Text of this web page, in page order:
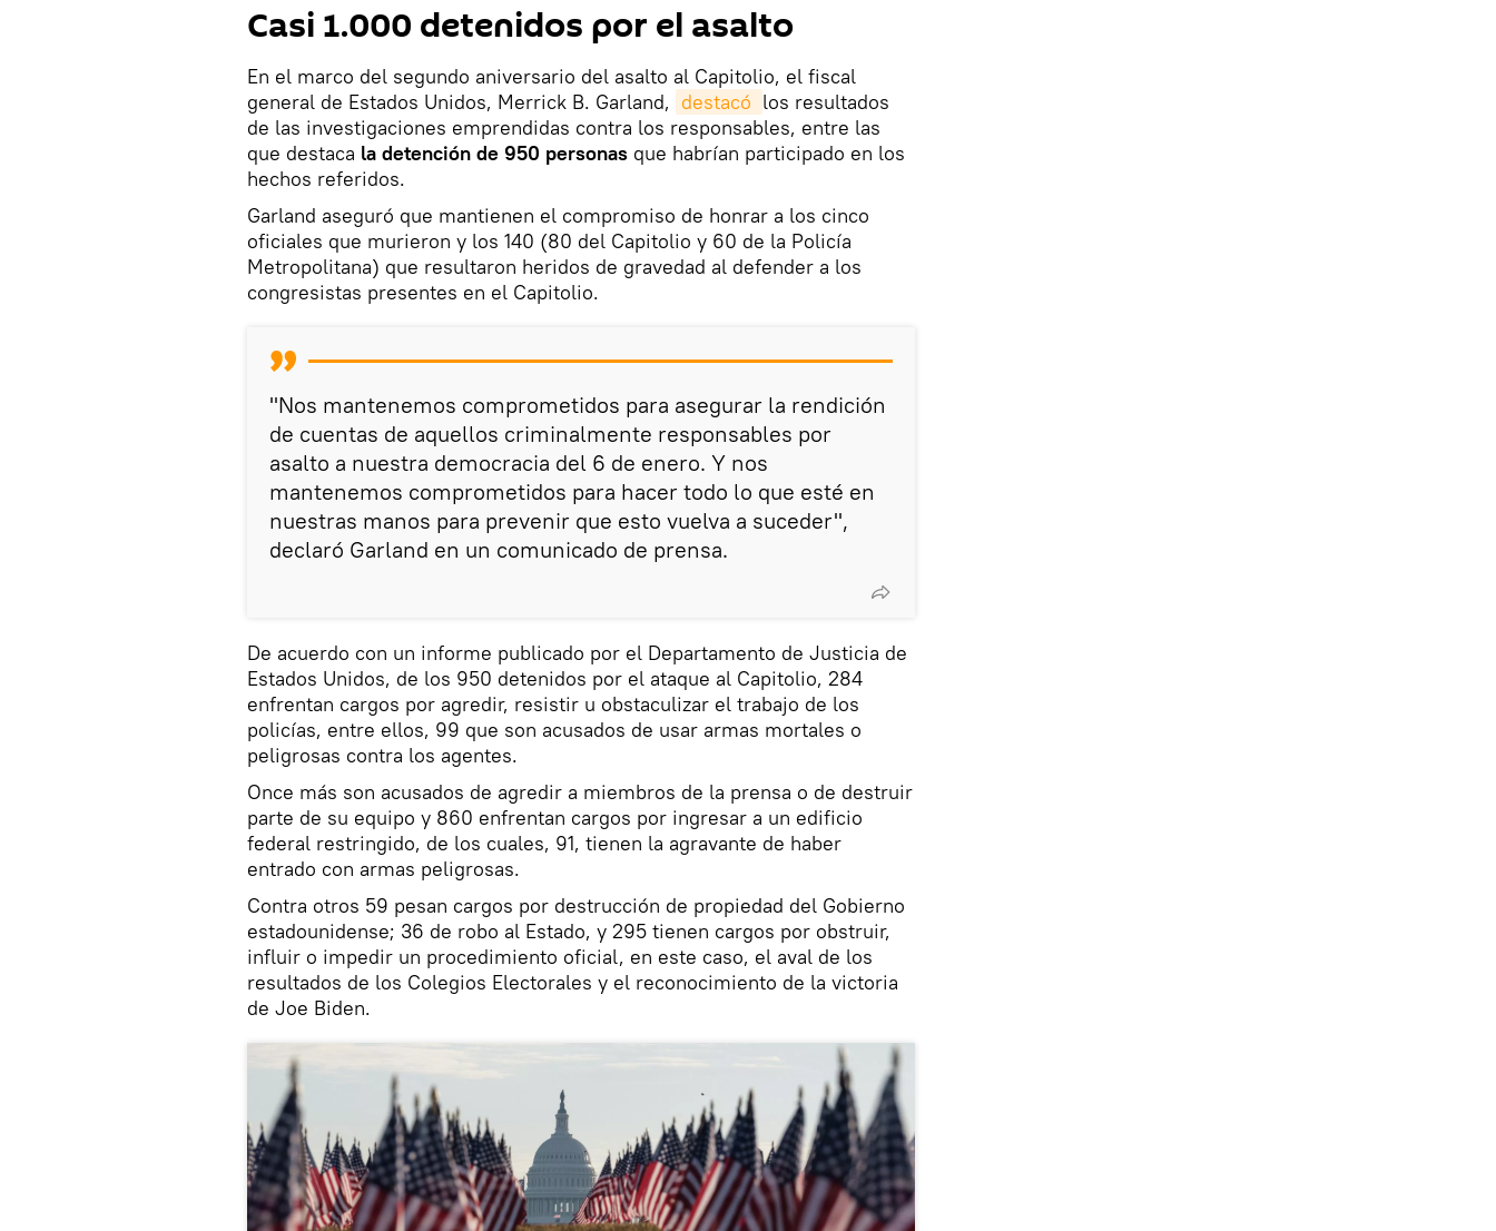
Casi 1.000 detenidos por el asalto
En el marco del segundo aniversario del asalto al Capitolio, el fiscal
general de Estados Unidos, Merrick B. Garland, destacó los resultados
de las investigaciones emprendidas contra los responsables, entre las
que destaca la detención de 950 personas que habrían participado en los
hechos referidos.
Garland aseguró que mantienen el compromiso de honrar a los cinco
oficiales que murieron y los 140 (80 del Capitolio y 60 de la Policía
Metropolitana) que resultaron heridos de gravedad al defender a los
congresistas presentes en el Capitolio.
"Nos mantenemos comprometidos para asegurar la rendición
de cuentas de aquellos criminalmente responsables por
asalto a nuestra democracia del 6 de enero. Y nos
mantenemos comprometidos para hacer todo lo que esté en
nuestras manos para prevenir que esto vuelva a suceder",
declaró Garland en un comunicado de prensa.
De acuerdo con un informe publicado por el Departamento de Justicia de
Estados Unidos, de los 950 detenidos por el ataque al Capitolio, 284
enfrentan cargos por agredir, resistir u obstaculizar el trabajo de los
policías, entre ellos, 99 que son acusados de usar armas mortales o
peligrosas contra los agentes.
Once más son acusados de agredir a miembros de la prensa o de destruir
parte de su equipo y 860 enfrentan cargos por ingresar a un edificio
federal restringido, de los cuales, 91, tienen la agravante de haber
entrado con armas peligrosas.
Contra otros 59 pesan cargos por destrucción de propiedad del Gobierno
estadounidense; 36 de robo al Estado, y 295 tienen cargos por obstruir,
influir o impedir un procedimiento oficial, en este caso, el aval de los
resultados de los Colegios Electorales y el reconocimiento de la victoria
de Joe Biden.